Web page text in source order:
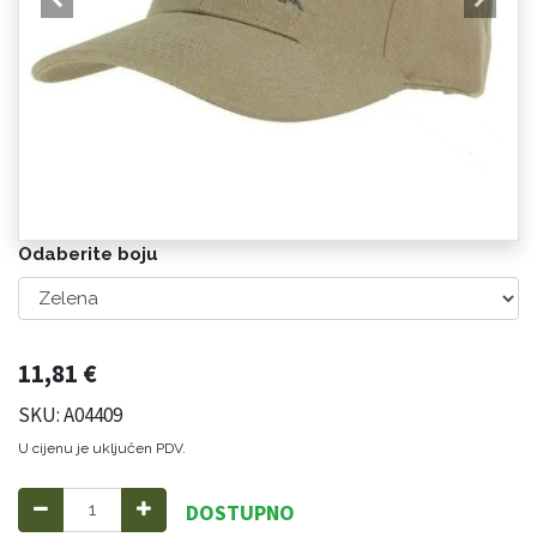
Odaberite boju
11,81 €
SKU: A04409
U cijenu je uključen PDV.
DOSTUPNO